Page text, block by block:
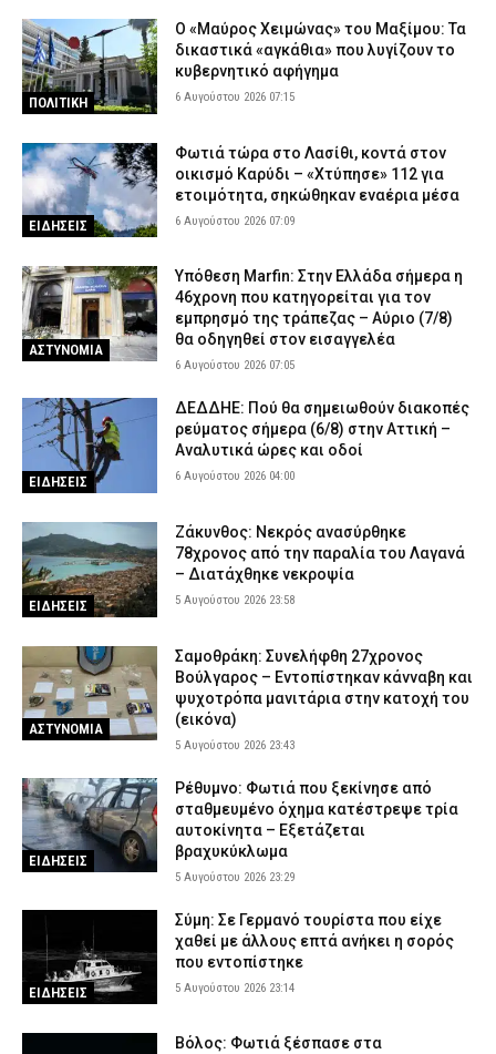
σταλεί 112
ΕΙΔΗΣΕΙΣ 5 Αυγούστου 2026 18:30
Γλυφάδα: ΙΧ παρέσυρε και σκότωσε 76χρονη στη Λεωφόρο
Βουλιαγμένης – Συνελήφθη η οδηγός
Κέρκυρα: Χειροπέδες σε δύο ανήλικους που έκλεβαν ρούχα από
καταστήματα
ΑΣΤΥΝΟΜΙΑ 5 Αυγούστου 2026 18:06
άδειες;»
ΣΩΜΑΤΑ ΑΣΦΑΛΕΙΑΣ 5 Αυγούστου 2026 17:53
Οινόη – Χαλκίδα: Διακοπή σιδηροδρομικής γραμμής λόγω
φωτιάς – Τι ανακοίνωσε η Hellenic Train
ΕΙΔΗΣΕΙΣ
ΠΟΛΙΤΙΚΗ
Ο «Μαύρος Χειμώνας» του Μαξίμου: Τα
δικαστικά «αγκάθια» που λυγίζουν το
κυβερνητικό αφήγημα
6 Αυγούστου 2026 07:15
ΕΙΔΗΣΕΙΣ
Φωτιά τώρα στο Λασίθι, κοντά στον
οικισμό Καρύδι – «Χτύπησε» 112 για
ετοιμότητα, σηκώθηκαν εναέρια μέσα
6 Αυγούστου 2026 07:09
ΑΣΤΥΝΟΜΙΑ
Υπόθεση Marfin: Στην Ελλάδα σήμερα η
46χρονη που κατηγορείται για τον
εμπρησμό της τράπεζας – Αύριο (7/8)
θα οδηγηθεί στον εισαγγελέα
6 Αυγούστου 2026 07:05
ΕΙΔΗΣΕΙΣ
ΔΕΔΔΗΕ: Πού θα σημειωθούν διακοπές
ρεύματος σήμερα (6/8) στην Αττική –
Αναλυτικά ώρες και οδοί
6 Αυγούστου 2026 04:00
ΕΙΔΗΣΕΙΣ
Ζάκυνθος: Νεκρός ανασύρθηκε
78χρονος από την παραλία του Λαγανά
– Διατάχθηκε νεκροψία
5 Αυγούστου 2026 23:58
ΑΣΤΥΝΟΜΙΑ
Σαμοθράκη: Συνελήφθη 27χρονος
Βούλγαρος – Εντοπίστηκαν κάνναβη και
ψυχοτρόπα μανιτάρια στην κατοχή του
(εικόνα)
5 Αυγούστου 2026 23:43
ΕΙΔΗΣΕΙΣ
Ρέθυμνο: Φωτιά που ξεκίνησε από
σταθμευμένο όχημα κατέστρεψε τρία
αυτοκίνητα – Εξετάζεται
βραχυκύκλωμα
5 Αυγούστου 2026 23:29
ΕΙΔΗΣΕΙΣ
Σύμη: Σε Γερμανό τουρίστα που είχε
χαθεί με άλλους επτά ανήκει η σορός
που εντοπίστηκε
5 Αυγούστου 2026 23:14
Βόλος: Φωτιά ξέσπασε στα